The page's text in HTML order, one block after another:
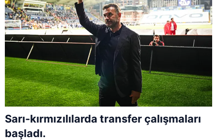
Sarı-kırmızılılarda transfer çalışmaları
başladı.